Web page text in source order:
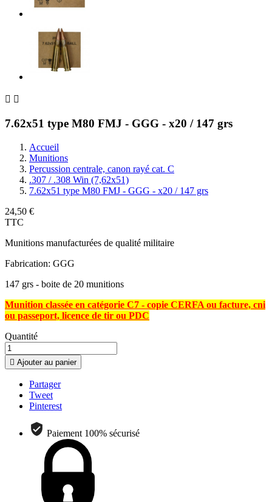
 
7.62x51 type M80 FMJ - GGG - x20 / 147 grs
Accueil
Munitions
Percussion centrale, canon rayé cat. C
.307 / .308 Win (7,62x51)
7.62x51 type M80 FMJ - GGG - x20 / 147 grs
24,50 €
TTC
Munitions manufacturées de qualité militaire
Fabrication: GGG
147 grs - boite de 20 munitions
Munition classée en catégorie C7 - copie CERFA ou facture, cni
ou passeport, licence de tir ou PDC
Quantité
 Ajouter au panier
Partager
Tweet
Pinterest
Paiement 100% sécurisé